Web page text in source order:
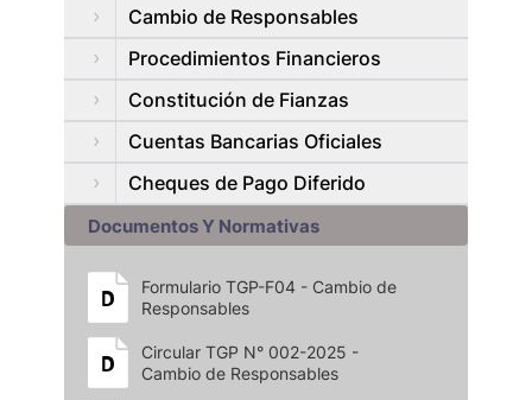
Cambio de Responsables
Procedimientos Financieros
Constitución de Fianzas
Cuentas Bancarias Oficiales
Cheques de Pago Diferido
Documentos Y Normativas
Formulario TGP-F04 - Cambio de
Responsables
Circular TGP N° 002-2025 -
Cambio de Responsables